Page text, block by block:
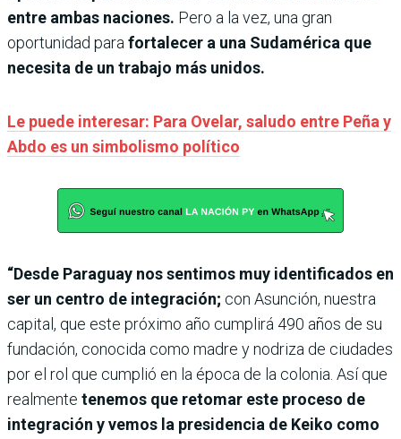
entre ambas naciones. Pero a la vez, una gran
oportunidad para fortalecer a una Sudamérica que
necesita de un trabajo más unidos.
Le puede interesar: Para Ovelar, saludo entre Peña y
Abdo es un simbolismo político
“Desde Paraguay nos sentimos muy identificados en
ser un centro de integración; con Asunción, nuestra
capital, que este próximo año cumplirá 490 años de su
fundación, conocida como madre y nodriza de ciudades
por el rol que cumplió en la época de la colonia. Así que
realmente tenemos que retomar este proceso de
integración y vemos la presidencia de Keiko como